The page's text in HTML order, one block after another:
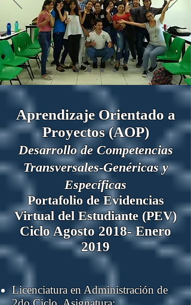
Aprendizaje Orientado a
Proyectos (AOP)
Desarrollo de Competencias
Transversales-Genéricas y
Específicas
Portafolio de Evidencias
Virtual del Estudiante (PEV)
Ciclo Agosto 2018- Enero
2019
Licenciatura en Administración de